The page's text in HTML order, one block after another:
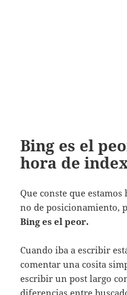
Bing es el
hora de
Que conste que
no de posicionamiento,
Bing es el peor.
Cuando iba a escribir
comentar una cosita
escribir un post largo
diferencias entre